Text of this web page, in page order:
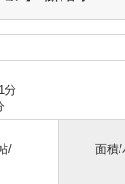
分
/
面積/